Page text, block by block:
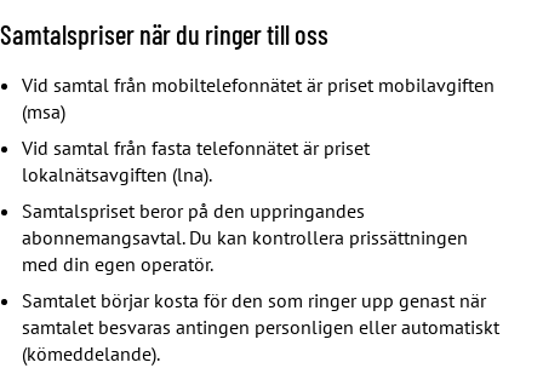
medlemmar arbetar inom övervakning, andra betydande
kontorsarbetare och handledare.
Fängelsetjänstemännens förbunds webbplats
Tullförbundet
Tullverkets fackliga organisationer har anor från 1906, och
dessa traditioner förs vidare av Tullförbundet. Två
tredjedelar av Tullverkets personal, det vill säga 900
anställda, hör i dag till Tullförbundet.
Samtalspriser när du ringer till oss
Vid samtal från mobiltelefonnätet är priset mobilavgiften
(msa)
Vid samtal från fasta telefonnätet är priset
lokalnätsavgiften (lna).
Samtalspriset beror på den uppringandes
abonnemangsavtal. Du kan kontrollera prissättningen
med din egen operatör.
Samtalet börjar kosta för den som ringer upp genast när
samtalet besvaras antingen personligen eller automatiskt
(kömeddelande).